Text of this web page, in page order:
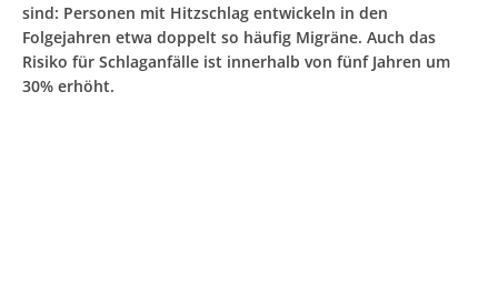
sind: Personen mit Hitzschlag entwickeln in den
Folgejahren etwa doppelt so häufig Migräne. Auch das
Risiko für Schlaganfälle ist innerhalb von fünf Jahren um
30% erhöht.